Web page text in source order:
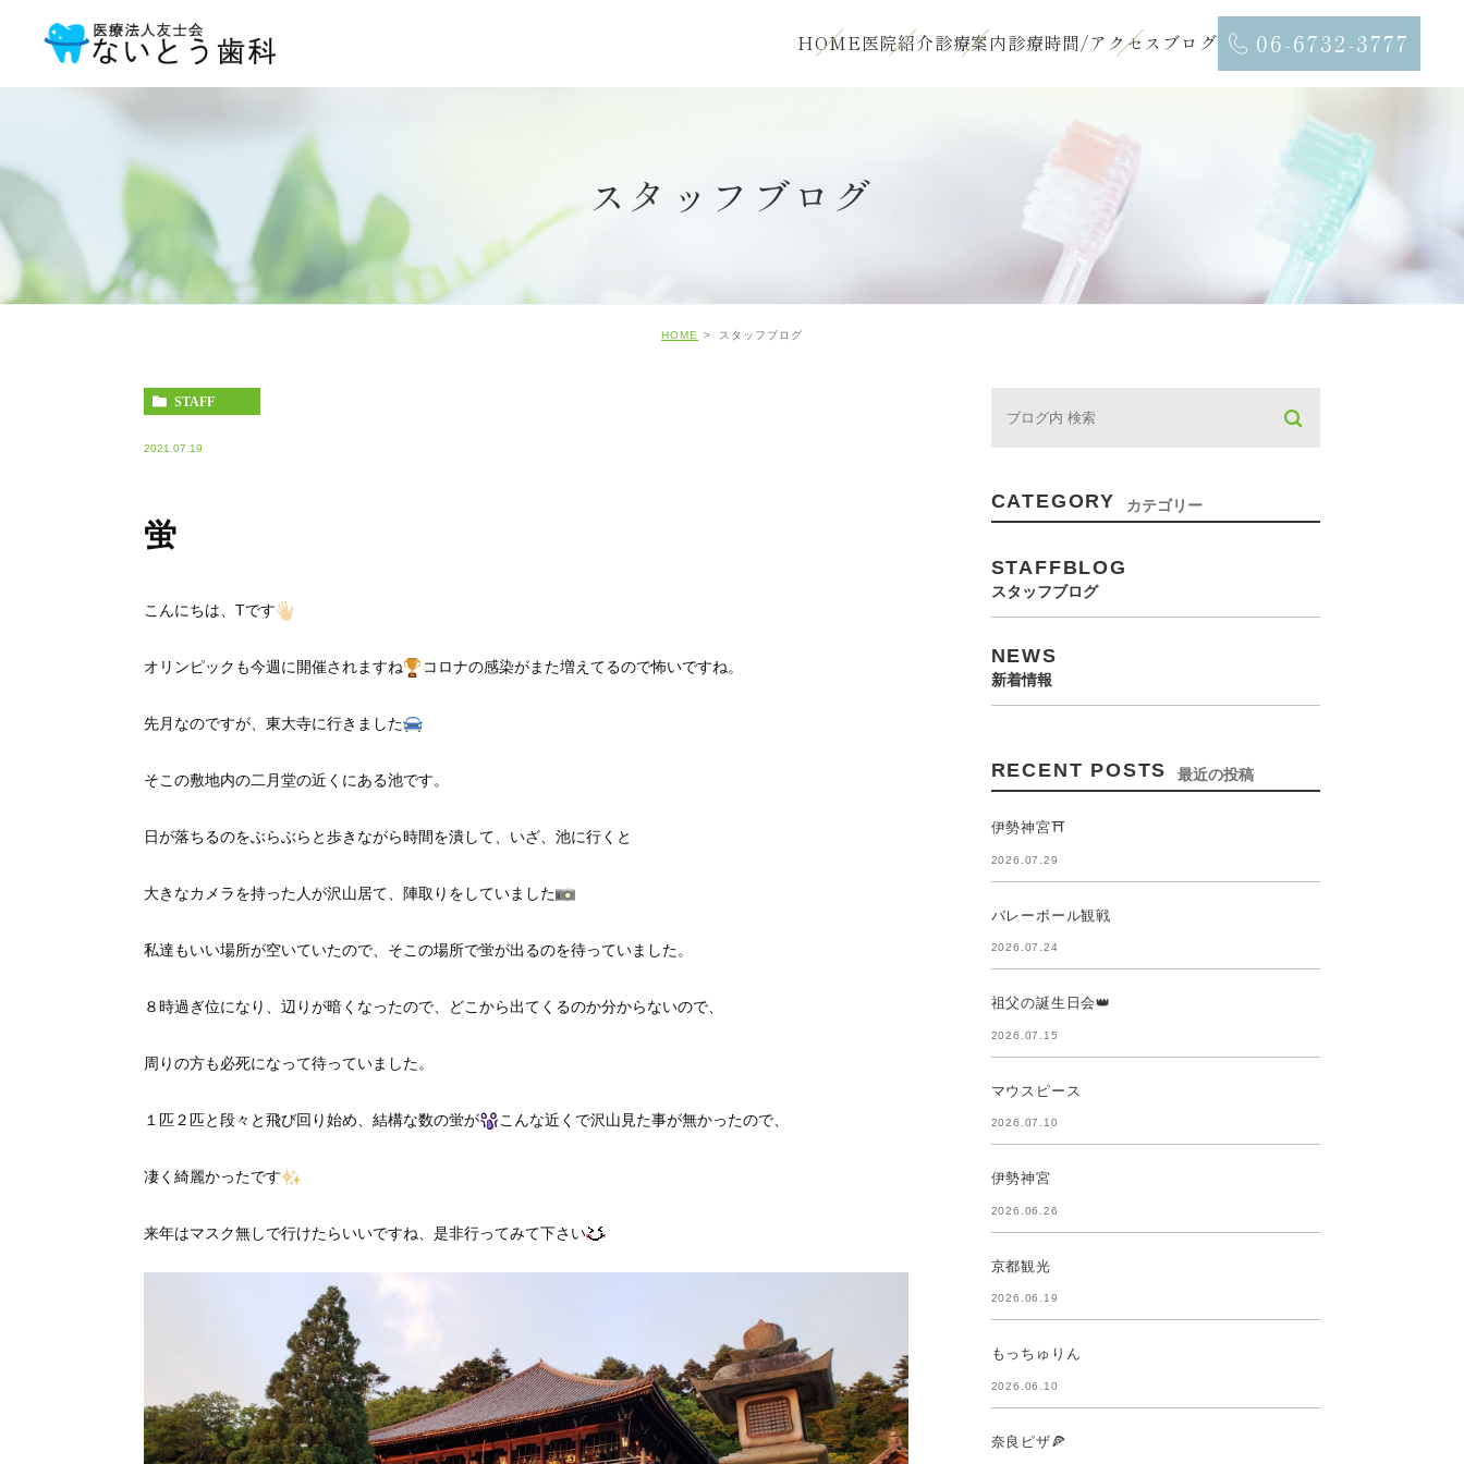
HOME医院紹介診療案内診療時間/アクセス ブログ 06-6732-3777
スタッフブログ
HOME スタッフブログ
STAFF
2021.07.19
蛍
こんにちは、Tです
オリンピックも今週に開催されますね コロナの感染がまた増えてるので怖いですね。
先月なのですが、東大寺に行きました
そこの敷地内の二月堂の近くにある池です。
日が落ちるのをぶらぶらと歩きながら時間を潰して、いざ、池に行くと
大きなカメラを持った人が沢山居て、陣取りをしていました
私達もいい場所が空いていたので、そこの場所で蛍が出るのを待っていました。
８時過ぎ位になり、辺りが暗くなったので、どこから出てくるのか分からないので、
周りの方も必死になって待っていました。
１匹２匹と段々と飛び回り始め、結構な数の蛍が こんな近くで沢山見た事が無かったので、
凄く綺麗かったです
来年はマスク無しで行けたらいいですね、是非行ってみて下さい
CATEGORY カテゴリー
STAFFBLOG
スタッフブログ
NEWS
新着情報
RECENT POSTS 最近の投稿
伊勢神宮⛩️
2026.07.29
バレーボール観戦
2026.07.24
祖父の誕生日会👑
2026.07.15
マウスピース
2026.07.10
伊勢神宮
2026.06.26
京都観光
2026.06.19
もっちゅりん
2026.06.10
奈良ピザ🍕